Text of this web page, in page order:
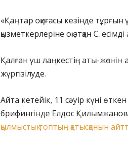
«Қаңтар оқиғасы кезінде
қызметкерлеріне оқ атқан С.
Қалған үш лаңкестің аты-жөнін
жүргізілуде.
Айта кетейік, 11 сәуір күні
брифингінде Елдос Қилымжанов
қылмыстық топтың қатысқанын